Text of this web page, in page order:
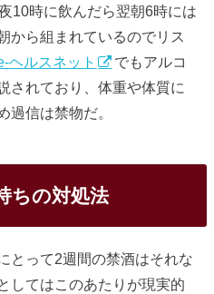
10時に飲んだら翌朝6時には
から組まれているのでリス
ヘルスネット
でもアルコ
されており、体重や体質に
過信は禁物だ。
ちの対処法
とって2週間の禁酒はそれな
してはこのあたりが現実的